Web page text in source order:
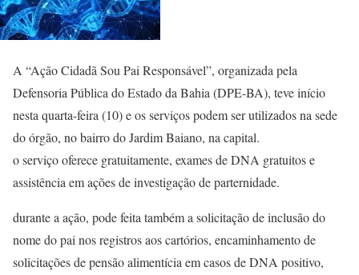
A “Ação Cidadã Sou Pai Responsável”, organizada pela
Defensoria Pública do Estado da Bahia (DPE-BA), teve início
nesta quarta-feira (10) e os serviços podem ser utilizados na sede
do órgão, no bairro do Jardim Baiano, na capital.
o serviço oferece gratuitamente, exames de DNA gratuitos e
assistência em ações de investigação de parternidade.
durante a ação, pode feita também a solicitação de inclusão do
nome do pai nos registros aos cartórios, encaminhamento de
solicitações de pensão alimentícia em casos de DNA positivo,